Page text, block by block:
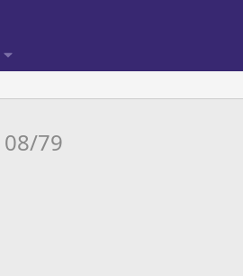
08/79